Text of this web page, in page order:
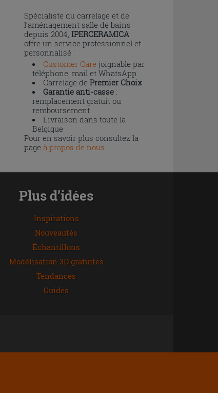
Spécialiste du carrelage et de
l’aménagement salle de bains
depuis 2004, IPERCERAMICA
offre un service professionnel et
personnalisé :
Customer Carejoignable par
téléphone, mail et WhatsApp
Carrelage de Premier Choix
Garantie anti-casse:
remplacement gratuit ou
remboursement
Livraison dans toute la
Belgique
Pour en savoir plus consultez la
page à propos de nous
Plus d’idées
Inspirations
Nouveautés
Échantillons
Modélisation 3D gratuites
Tendances
Guides